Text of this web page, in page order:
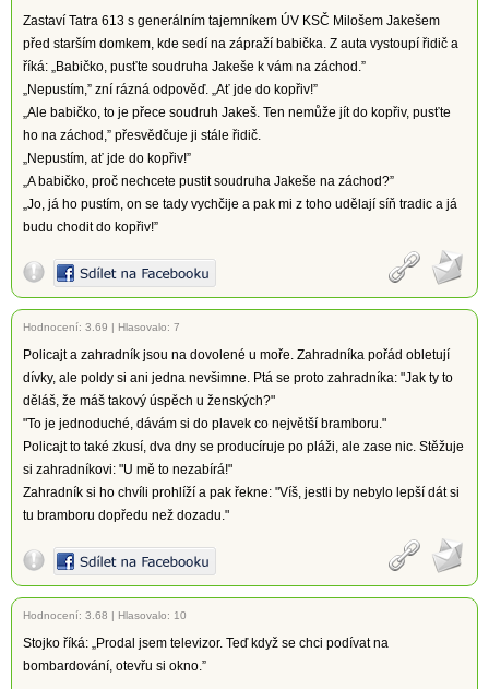
Zastaví Tatra 613 s generálním tajemníkem ÚV KSČ Milošem Jakešem
před starším domkem, kde sedí na zápraží babička. Z auta vystoupí řidič a
říká: „Babičko, pusťte soudruha Jakeše k vám na záchod.”
„Nepustím,” zní rázná odpověď. „Ať jde do kopřiv!”
„Ale babičko, to je přece soudruh Jakeš. Ten nemůže jít do kopřiv, pusťte
ho na záchod,” přesvědčuje ji stále řidič.
„Nepustím, ať jde do kopřiv!”
„A babičko, proč nechcete pustit soudruha Jakeše na záchod?”
„Jo, já ho pustím, on se tady vychčije a pak mi z toho udělají síň tradic a já
budu chodit do kopřiv!”
Hodnocení: 3.69 | Hlasovalo: 7
Policajt a zahradník jsou na dovolené u moře. Zahradníka pořád obletují
dívky, ale poldy si ani jedna nevšimne. Ptá se proto zahradníka: "Jak ty to
děláš, že máš takový úspěch u ženských?"
"To je jednoduché, dávám si do plavek co největší bramboru."
Policajt to také zkusí, dva dny se producíruje po pláži, ale zase nic. Stěžuje
si zahradníkovi: "U mě to nezabírá!"
Zahradník si ho chvíli prohlíží a pak řekne: "Víš, jestli by nebylo lepší dát si
tu bramboru dopředu než dozadu."
Hodnocení: 3.68 | Hlasovalo: 10
Stojko říká: „Prodal jsem televizor. Teď když se chci podívat na
bombardování, otevřu si okno.”